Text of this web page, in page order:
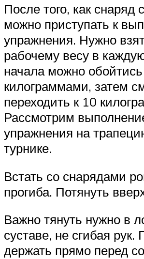
После того, как снаряд
можно приступать к
упражнения. Нужно
рабочему весу в
начала можно
килограммами, затем
переходить к 10
Рассмотрим
упражнения на
турнике.
Встать со снарядами
прогиба. Потянуть
Важно тянуть нужно в
суставе, не сгибая рук.
держать прямо перед